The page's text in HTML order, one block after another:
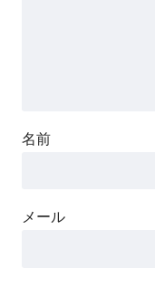
名前
メール